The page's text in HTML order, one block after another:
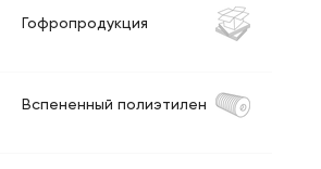
Гофропродукция
Вспененный полиэтилен